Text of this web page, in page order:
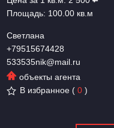
Площадь: 100.00 кв.м
Светлана
+79515674428
533535nik@mail.ru
объекты агента
В избранное (0)